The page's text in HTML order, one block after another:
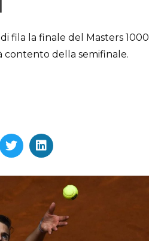
fila la finale del Masters 1000
contento della semifinale.